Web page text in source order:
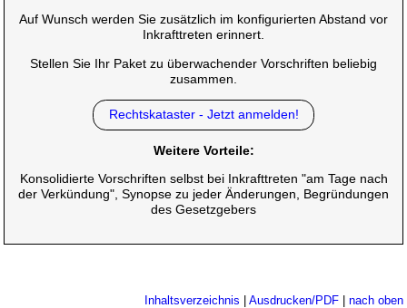
Auf Wunsch werden Sie zusätzlich im konfigurierten Abstand vor
Inkrafttreten erinnert.
Stellen Sie Ihr Paket zu überwachender Vorschriften beliebig
zusammen.
Rechtskataster - Jetzt anmelden!
Weitere Vorteile:
Konsolidierte Vorschriften selbst bei Inkrafttreten "am Tage nach
der Verkündung", Synopse zu jeder Änderungen, Begründungen
des Gesetzgebers
Inhaltsverzeichnis Ausdrucken/PDF| nach oben